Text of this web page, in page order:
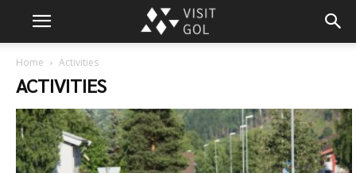
Home Activities
ACTIVITIES